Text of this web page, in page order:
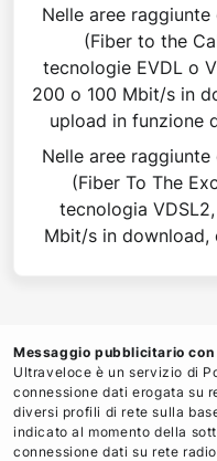
Nelle aree raggiunte
(Fiber to the
tecnologie EVDL o
200 o 100 Mbit/s in
upload in funzione
Nelle aree raggiunte
(Fiber To The
tecnologia
Mbit/s in download,
Messaggio pubblicitario
Ultraveloce è un servizio di
connessione dati erogata su
diversi profili di rete sulla
indicato al momento della
connessione dati su rete